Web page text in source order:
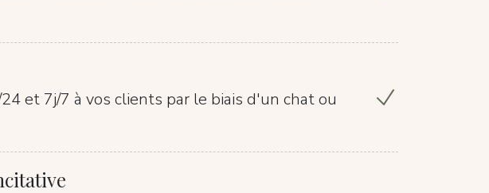
et 7j/7 à vos clients par le biais d'un chat ou